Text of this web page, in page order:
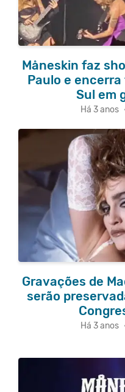
Måneskin faz
Paulo e
Sul em
Há 3 anos
Gravações de
serão
Há 3 anos